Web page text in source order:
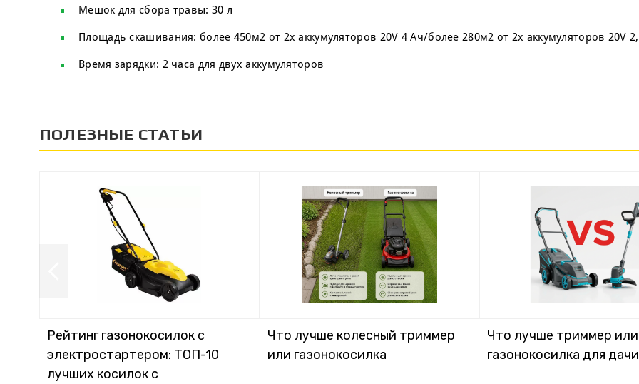
Мешок для сбора травы: 30 л
Площадь скашивания: более 450м2 от 2х аккумуляторов 20V 4 Ач/более 280м2 от 2х аккумуляторов 20V
Время зарядки: 2 часа для двух аккумуляторов
ПОЛЕЗНЫЕ СТАТЬИ
Рейтинг газонокосилок с
электростартером: ТОП-10
лучших косилок с
Что лучше колесный триммер
или газонокосилка
Что лучше триммер или
газонокосилка для дачи